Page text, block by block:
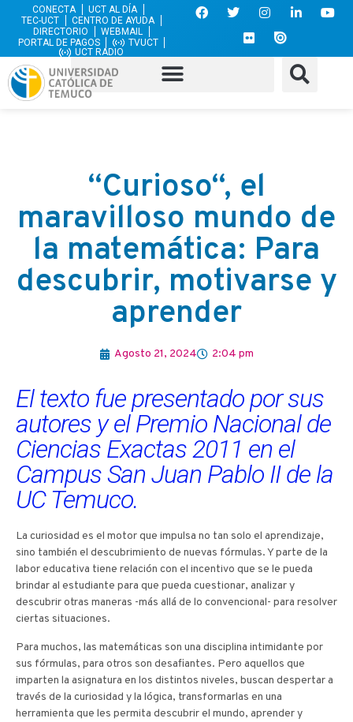
CONECTA
UCT AL DÍA
TEC-UCT
CENTRO DE AYUDA
DIRECTORIO
WEBMAIL
PORTAL DE PAGOS
TVUCT
UCT RADIO
“Curioso“, el
maravilloso mundo de
la matemática: Para
descubrir, motivarse y
aprender
Agosto 21, 2024 2:04 pm
El texto fue presentado por sus
autores y el Premio Nacional de
Ciencias Exactas 2011 en el
Campus San Juan Pablo II de la
UC Temuco.
La curiosidad es el motor que impulsa no tan solo el aprendizaje,
sino también el descubrimiento de nuevas fórmulas. Y parte de la
labor educativa tiene relación con el incentivo que se le pueda
brindar al estudiante para que pueda cuestionar, analizar y
descubrir otras maneras -más allá de lo convencional- para resolver
ciertas situaciones.
Para muchos, las matemáticas son una disciplina intimidante por
sus fórmulas, para otros son desafiantes. Pero aquellos que
imparten la asignatura en los distintos niveles, buscan despertar a
través de la curiosidad y la lógica, transformarlas en una
herramienta que les permita descubrir el mundo, aprender y